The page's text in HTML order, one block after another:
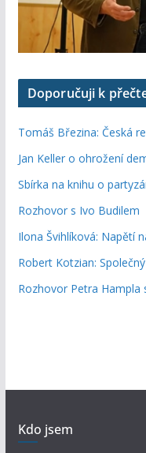
Doporučuji k
Tomáš Březina: Česká
Jan Keller o ohrožení
Sbírka na knihu o
Rozhovor s Ivo Budilem
Ilona Švihlíková: Napětí
Robert Kotzian:
Rozhovor Petra
Kdo jsem